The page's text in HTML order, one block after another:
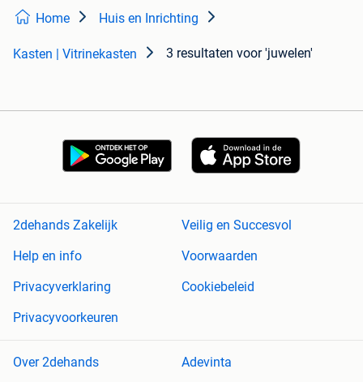
Home Huis en Inrichting
Kasten | Vitrinekasten 3 resultaten voor 'juwelen'
2dehands Zakelijk
Veilig en Succesvol
Help en info
Voorwaarden
Privacyverklaring
Cookiebeleid
Privacyvoorkeuren
Over 2dehands Adevinta